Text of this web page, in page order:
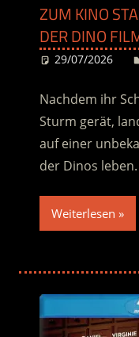
ZUM KINO
DER DINO
29/07/2026
Nachdem ihr
Sturm gerät,
auf einer
der Dinos leben.
Weiterlesen